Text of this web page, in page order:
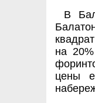
В
на
цены